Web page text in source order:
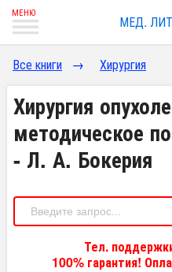
МЕД.
Все книги → Хирургия
Хирургия
методическое
- Л. А. Бокерия
Тел.
100% гарантия!